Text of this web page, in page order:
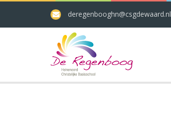
deregenbooghn@csgdewaard.nl